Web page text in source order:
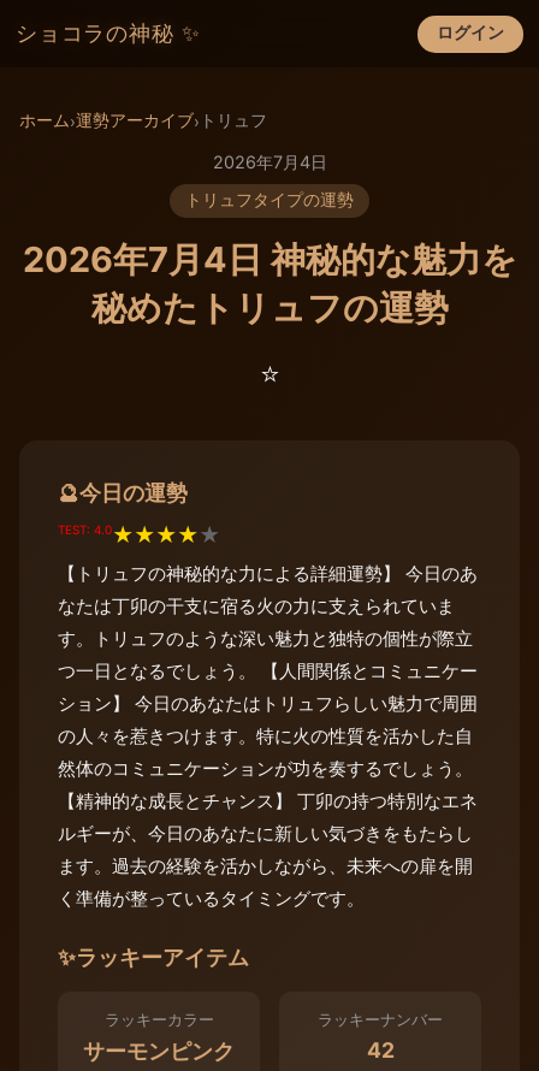
ショコラの神秘 ✨ ログイン
×
ホーム›運勢アーカイブ› トリュフ
2026年7月4日
トリュフタイプの運勢
2026年7月4日 神秘的な魅力を
秘めたトリュフの運勢
⭐️
🔮今日の運勢
TEST: 4.0★★★★★
【トリュフの神秘的な力による詳細運勢】 今日のあ
なたは丁卯の干支に宿る火の力に支えられていま
す。トリュフのような深い魅力と独特の個性が際立
つ一日となるでしょう。 【人間関係とコミュニケー
ション】 今日のあなたはトリュフらしい魅力で周囲
の人々を惹きつけます。特に火の性質を活かした自
然体のコミュニケーションが功を奏するでしょう。
【精神的な成長とチャンス】 丁卯の持つ特別なエネ
ルギーが、今日のあなたに新しい気づきをもたらし
ます。過去の経験を活かしながら、未来への扉を開
く準備が整っているタイミングです。
✨ラッキーアイテム
ラッキーカラー
サーモンピンク
ラッキーナンバー
42